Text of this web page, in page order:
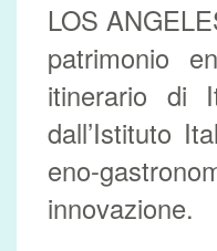
LOS
patrimonio
itinerario di
dall’Istituto
eno-
innovazione.